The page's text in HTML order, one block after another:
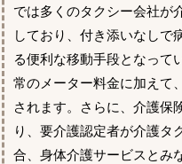
では多くのタクシー会社が
しており、付き添いなしで
る便利な移動手段となって
常のメーター料金に加えて
されます。さらに、介護保
り、要介護認定者が介護タ
合、身体介護サービスとみ